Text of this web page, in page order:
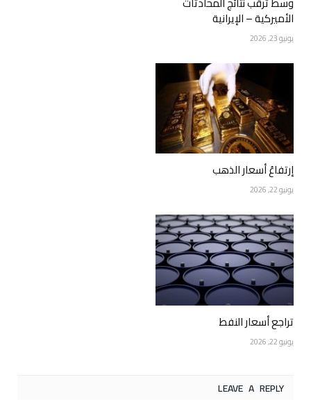
الأميركية – الإيرانية
يونيو 23, 2026
إرتفاعُ أسعار الذهب
يونيو 22, 2026
تراجع أسعار النفط
يونيو 22, 2026
LEAVE A REPLY